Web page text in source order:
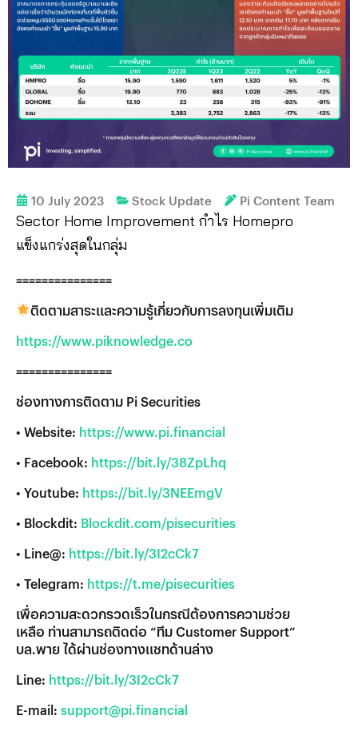
10 July 2023 Stock Update Pi Content Team
Sector Home Improvement กำไร Homepro
แข็งแกร่งสุดในกลุ่ม
===============
ติดตามสาระและความรู้เกี่ยวกับการลงทุนเพิ่มเติม
https://www.piknowledge.co
===============
ช่องทางการติดตาม Pi Securities
• Website: https://www.pi.financial
• Facebook: https://bit.ly/38ZpLhq
• Youtube: https://bit.ly/3NEEmgV
• Blockdit: Blockdit.com/pisecurities
• Line@: https://bit.ly/3I2cCk7
• Telegram: https://t.me/pisecurities
เพื่อความสะดวกรวดเร็วในกรณีต้องการความช่วย
เหลือ ท่านสามารถติดต่อ “ทีม Customer Support”
บล.พาย ได้ผ่านช่องทางแชทด้านล่าง
Line: https://bit.ly/3I2cCk7
E-mail: support@pi.financial